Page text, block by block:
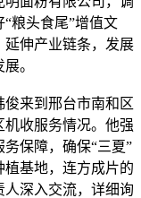
粮头食尾”增值文
延伸产业链条，发展
。
来到邢台市南和区
收服务情况。他强
保障，确保“三夏”
基地，连方成片的
深入交流，详细询